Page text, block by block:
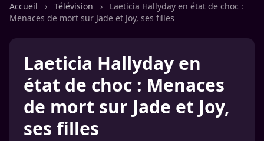
Accueil › Télévision ›
Laeticia Hallyday en état de choc :
Menaces de mort sur Jade et Joy, ses filles
Laeticia Hallyday en
état de choc : Menaces
de mort sur Jade et Joy,
ses filles